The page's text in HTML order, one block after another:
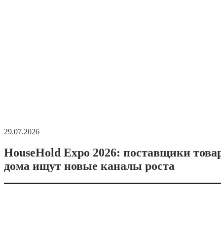
29.07.2026
HouseHold Expo 2026: поставщики
дома ищут новые каналы роста